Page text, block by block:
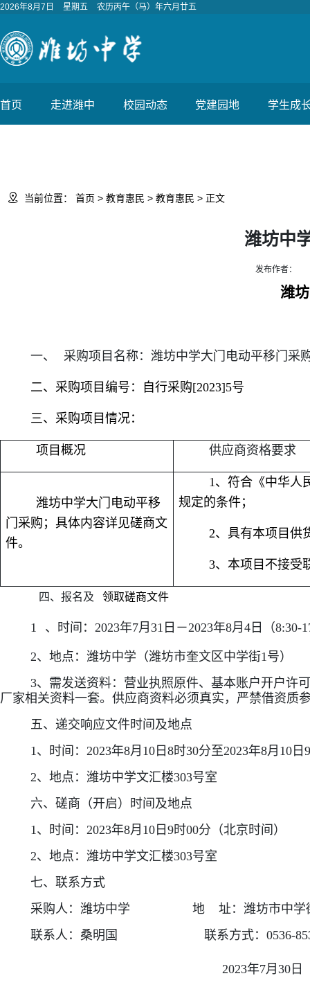
2026年8月7日 星期五 农历丙午（马）年六月廿五
首页 走进潍中 校园动态 党建园地 学生成
 当前位置： 首页 > 教育惠民 > 教育惠民 > 正文
潍坊中
发布作者：
潍
一、 采购项目名称：潍坊中学大门电动平移门采
二、采购项目编号：自行采购[2023]5号
三、采购项目情况：
项目概况 供应商资格要求
潍坊中学大门电动平移
门采购；具体内容详见磋商文
件。
1、符合《中华人
规定的条件；
2、具有本项目供
3、本项目不接受
四、报名及 领取磋商文件
1 、时间：2023年7月31日－2023年8月4日（8:30-
2、地点：潍坊中学（潍坊市奎文区中学街1号）
3、需发送资料：营业执照原件、基本账户开户许
厂家相关资料一套。供应商资料必须真实，严禁借资质
五、递交响应文件时间及地点
1、时间：2023年8月10日8时30分至2023年8月10
2、地点：潍坊中学文汇楼303号室
六、磋商（开启）时间及地点
1、时间：2023年8月10日9时00分（北京时间）
2、地点：潍坊中学文汇楼303号室
七、联系方式
采购人：潍坊中学 地 址：潍坊市中学
联系人：桑明国 联系方式：0536-
2023年7月30日